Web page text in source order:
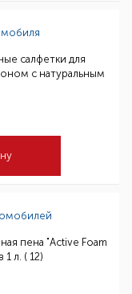
салфетки для
с натуральным
пена "Active Foam
л. ( 12)